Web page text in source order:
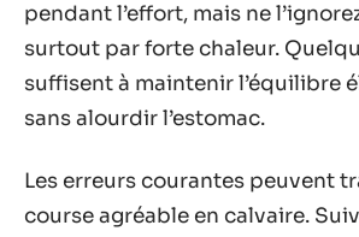
pendant l’effort, mais ne
surtout par forte chaleur.
suffisent à maintenir l’équilibre
sans alourdir l’estomac.
Les erreurs courantes peuvent
course agréable en calvaire.